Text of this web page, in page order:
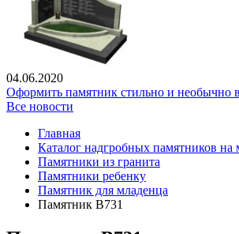
04.06.2020
Оформить памятник стильно и необычно
Все новости
Главная
Каталог надгробных памятников на
Памятники из гранита
Памятники ребенку
Памятник для младенца
Памятник В731